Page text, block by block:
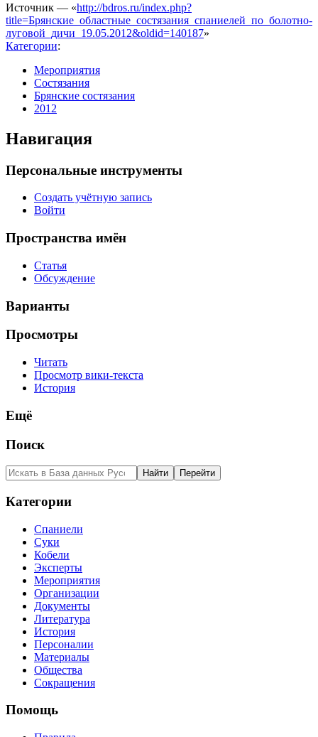
Источник — «http://bdros.ru/index.php?
title=Брянские_областные_состязания_спаниелей_по_болотно-
луговой_дичи_19.05.2012&oldid=140187»
Категории:
Мероприятия
Состязания
Брянские состязания
2012
Навигация
Персональные инструменты
Создать учётную запись
Войти
Пространства имён
Статья
Обсуждение
Варианты
Просмотры
Читать
Просмотр вики-текста
История
Ещё
Поиск
Категории
Спаниели
Суки
Кобели
Эксперты
Мероприятия
Организации
Документы
Литература
История
Персоналии
Материалы
Общества
Сокращения
Помощь